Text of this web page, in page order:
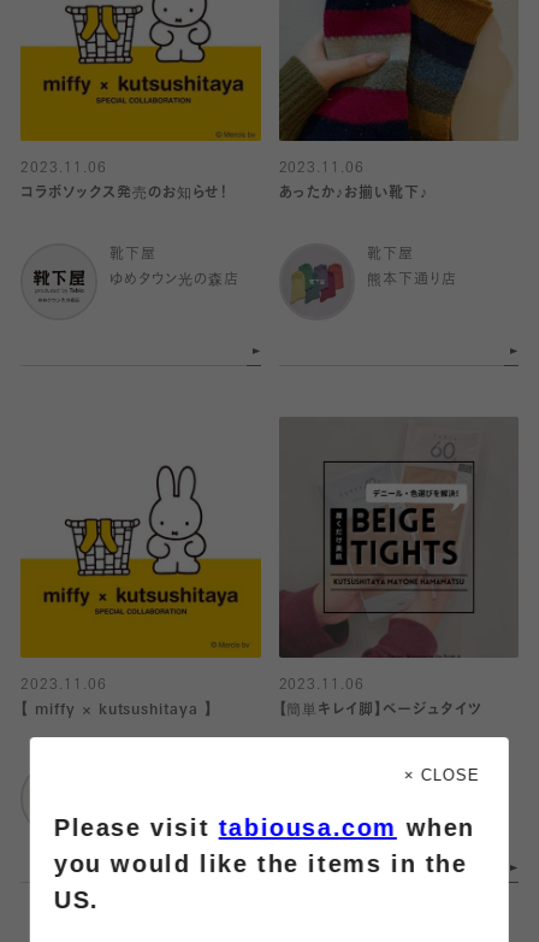
2023.11.06
コラボソックス発売のお知らせ！
靴下屋
ゆめタウン光の森店
2023.11.06
あったか♪お揃い靴下♪
靴下屋
熊本下通り店
2023.11.06
【 miffy × kutsushitaya 】
2023.11.06
【簡単キレイ脚】ベージュタイツ
靴下屋× CLOSE
Please visittabiousa.com when
you would like the items in the
US.